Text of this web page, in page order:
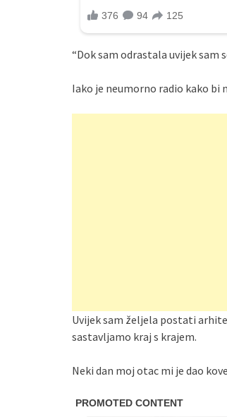
“Dok sam odrastala uvijek
Iako je neumorno radio kako bi
Uvijek sam željela postati
sastavljamo kraj s krajem.
Neki dan moj otac mi je dao